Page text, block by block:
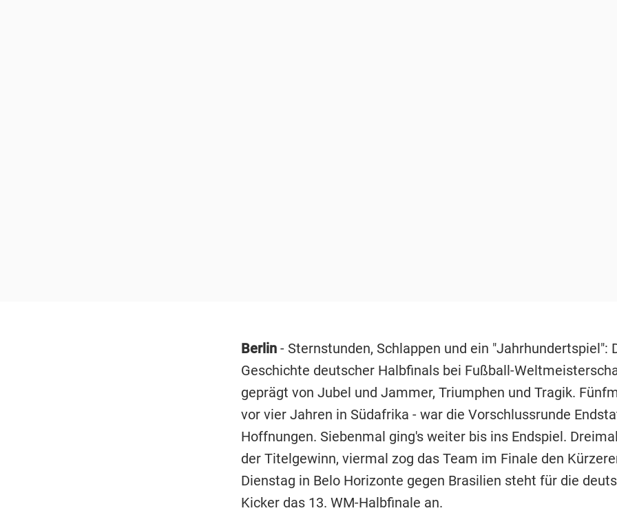
Berlin- Sternstunden, Schlappen und ein "Jahrhundertspiel":
Geschichte deutscher Halbfinals bei Fußball-
geprägt von Jubel und Jammer, Triumphen und Tragik.
vor vier Jahren in Südafrika - war die Vorschlussrunde
Hoffnungen. Siebenmal ging's weiter bis ins Endspiel.
der Titelgewinn, viermal zog das Team im Finale den
Dienstag in Belo Horizonte gegen Brasilien steht für die
Kicker das 13. WM-Halbfinale an.